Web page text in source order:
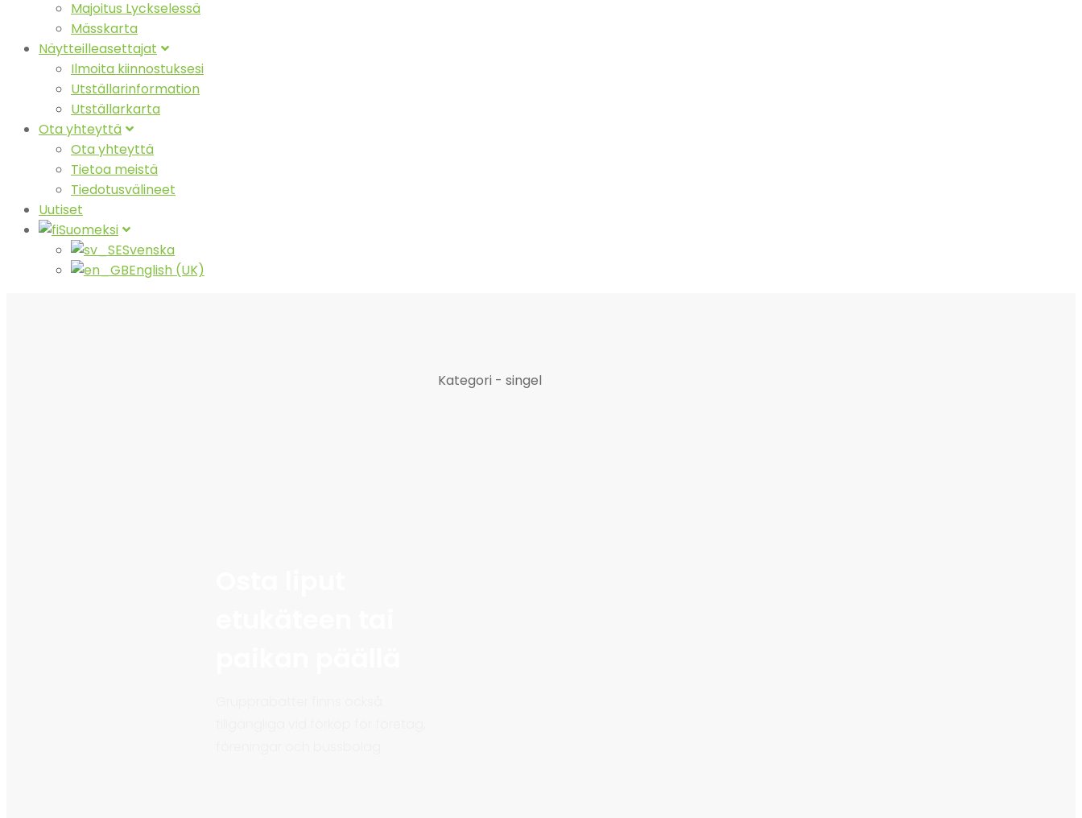
Majoitus Lyckselessä
Mässkarta
Näytteilleasettajat
Ilmoita kiinnostuksesi
Utställarinformation
Utställarkarta
Ota yhteyttä
Ota yhteyttä
Tietoa meistä
Tiedotusvälineet
Uutiset
Suomeksi
Svenska
English (UK)
Kategori - singel